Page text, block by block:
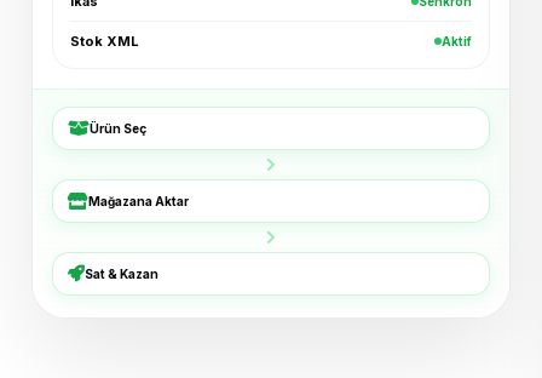
ikas · 6 dk
+₺54
3'lü Çorap Seti
XML · 8 dk
Basic Tişört — Lacivert
+₺72
Stok XML Aktif
Ürün Seç
Mağazana Aktar
Sat & Kazan